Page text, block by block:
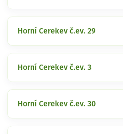
Horní Cerekev č.ev. 29
Horní Cerekev č.ev. 3
Horní Cerekev č.ev. 30